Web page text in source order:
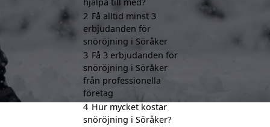
2 Få alltid minst 3
erbjudanden för
snöröjning i Söråker
3 Få 3 erbjudanden för
snöröjning i Söråker
från professionella
företag
4 Hur mycket kostar
snöröjning i Söråker?